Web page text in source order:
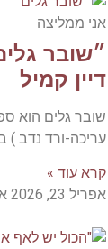
אני ממליצה
״שובר
דיין קמיל
שובר גלים הוא
עריכה-ורד נדב )
קרא עוד »
אפריל 23, 2026